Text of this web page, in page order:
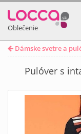
Oblečenie
Dámske svetre a
Pulóver s